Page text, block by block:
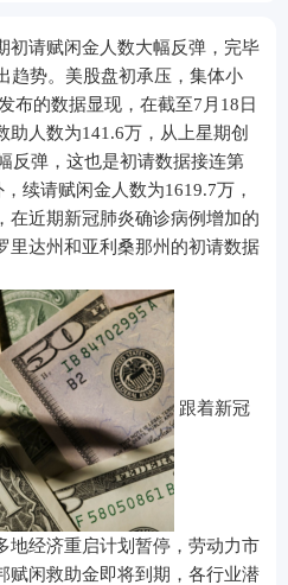
请赋闲金人数大幅反弹，完毕
趋势。美股盘初承压，集体小
布的数据显现，在截至7月18日
助人数为141.6万，从上星期创
反弹，这也是初请数据接连第
续请赋闲金人数为1619.7万，
在近期新冠肺炎确诊病例增加的
里达州和亚利桑那州的初请数据
跟着新冠
地经济重启计划暂停，劳动力市
赋闲救助金即将到期，各行业潜